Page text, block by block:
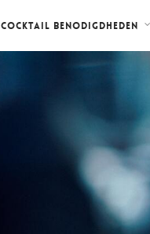
Cocktail benodigdheden